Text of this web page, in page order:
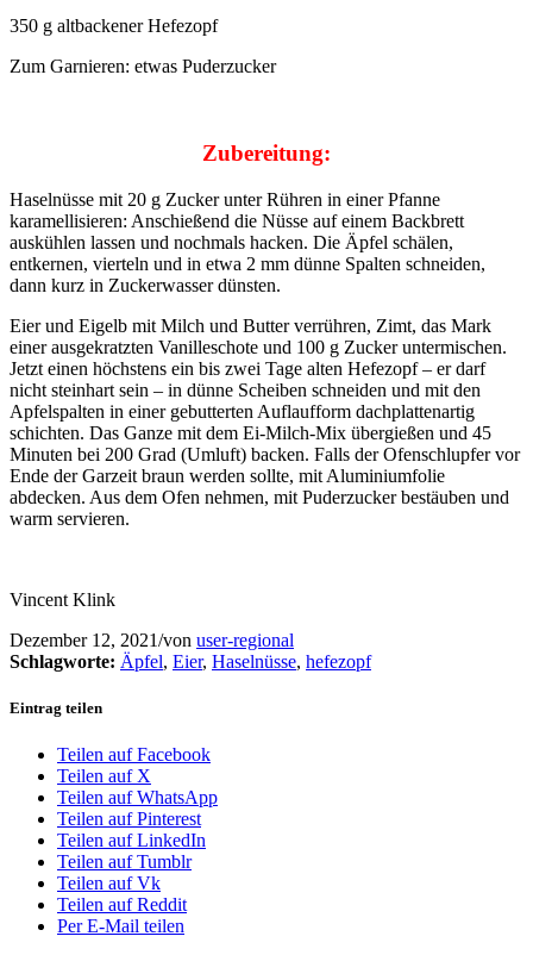
350 g altbackener Hefezopf
Zum Garnieren: etwas Puderzucker
Zubereitung:
Haselnüsse mit 20 g Zucker unter Rühren in einer Pfanne
karamellisieren: Anschießend die Nüsse auf einem Backbrett
auskühlen lassen und nochmals hacken. Die Äpfel schälen,
entkernen, vierteln und in etwa 2 mm dünne Spalten schneiden,
dann kurz in Zuckerwasser dünsten.
Eier und Eigelb mit Milch und Butter verrühren, Zimt, das Mark
einer ausgekratzten Vanilleschote und 100 g Zucker untermischen.
Jetzt einen höchstens ein bis zwei Tage alten Hefezopf – er darf
nicht steinhart sein – in dünne Scheiben schneiden und mit den
Apfelspalten in einer gebutterten Auflaufform dachplattenartig
schichten. Das Ganze mit dem Ei-Milch-Mix übergießen und 45
Minuten bei 200 Grad (Umluft) backen. Falls der Ofenschlupfer vor
Ende der Garzeit braun werden sollte, mit Aluminiumfolie
abdecken. Aus dem Ofen nehmen, mit Puderzucker bestäuben und
warm servieren.
Vincent Klink
Dezember 12, 2021/von user-regional
Schlagworte: Äpfel, Eier, Haselnüsse, hefezopf
Eintrag teilen
Teilen auf Facebook
Teilen auf X
Teilen auf WhatsApp
Teilen auf Pinterest
Teilen auf LinkedIn
Teilen auf Tumblr
Teilen auf Vk
Teilen auf Reddit
Per E-Mail teilen